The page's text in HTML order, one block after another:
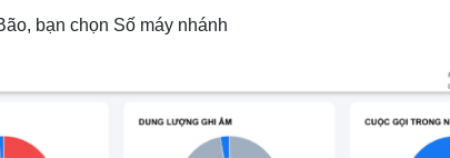
bạn chọn Số máy nhánh